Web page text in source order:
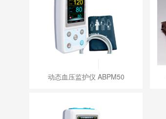
动态血压监护仪 ABPM50